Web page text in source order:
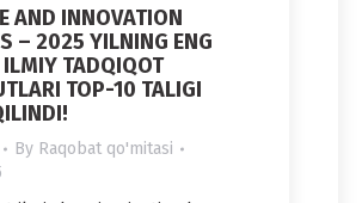
AND INNOVATION
– 2025 YILNING ENG
TADQIQOT
TOP-10 TALIGI
By Raqobat qo'mitasi